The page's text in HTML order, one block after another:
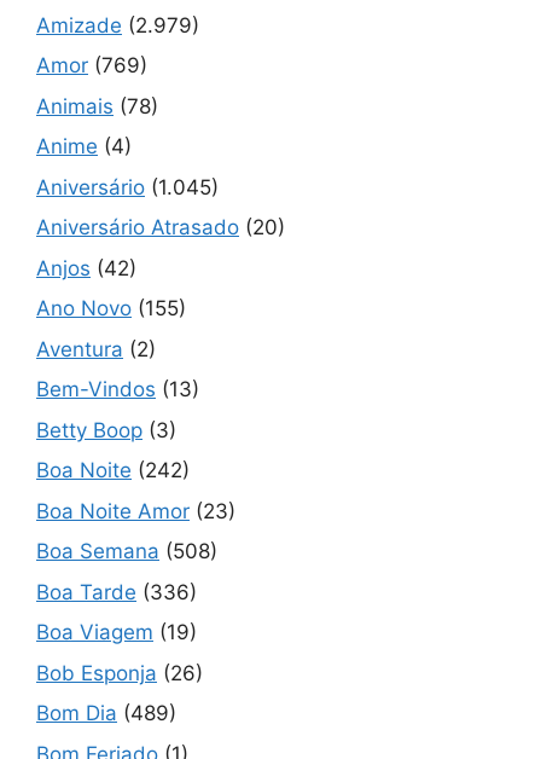
Amizade (2.979)
Amor (769)
Animais (78)
Anime (4)
Aniversário (1.045)
Aniversário Atrasado (20)
Anjos (42)
Ano Novo (155)
Aventura (2)
Bem-Vindos (13)
Betty Boop (3)
Boa Noite (242)
Boa Noite Amor (23)
Boa Semana (508)
Boa Tarde (336)
Boa Viagem (19)
Bob Esponja (26)
Bom Dia (489)
Bom Feriado (1)